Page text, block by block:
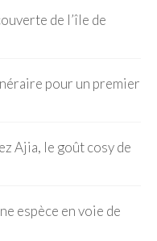
de l’île de
pour un premier
Ajia, le goût cosy de
espèce en voie de